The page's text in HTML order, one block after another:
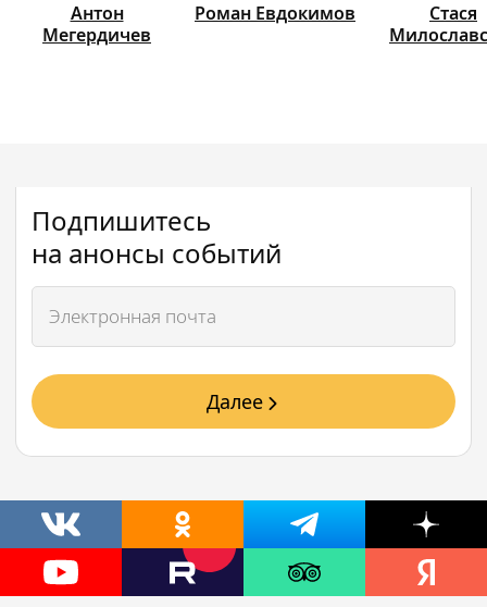
Антон
Мегердичев
Роман Евдокимов
Стася
Подпишитесь
на анонсы событий
Далее